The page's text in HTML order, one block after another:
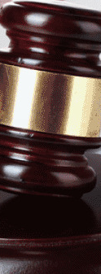
финансовым